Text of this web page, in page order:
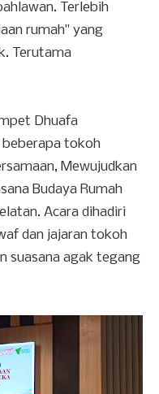
Terlebih
rumah" yang
Terutama
Dhuafa
beberapa tokoh
Mewujudkan
Budaya Rumah
Acara dihadiri
dan jajaran tokoh
suasana agak tegang